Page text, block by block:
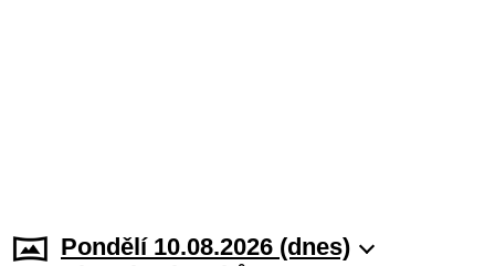
Pondělí 10.08.2026 (dnes)